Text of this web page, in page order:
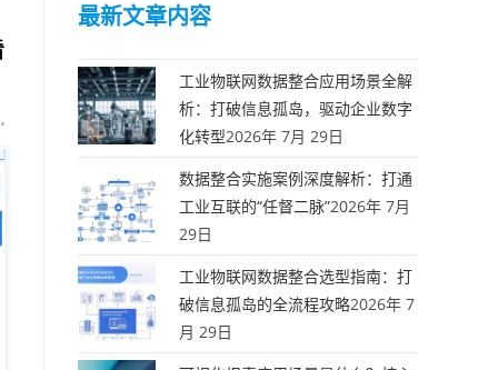
最新文章内容
工业物联网数据整合应用场景全解
析：打破信息孤岛，驱动企业数字
化转型2026年 7月 29日
数据整合实施案例深度解析：打通
工业互联的“任督二脉”2026年 7月
29日
工业物联网数据整合选型指南：打
破信息孤岛的全流程攻略2026年 7
月 29日